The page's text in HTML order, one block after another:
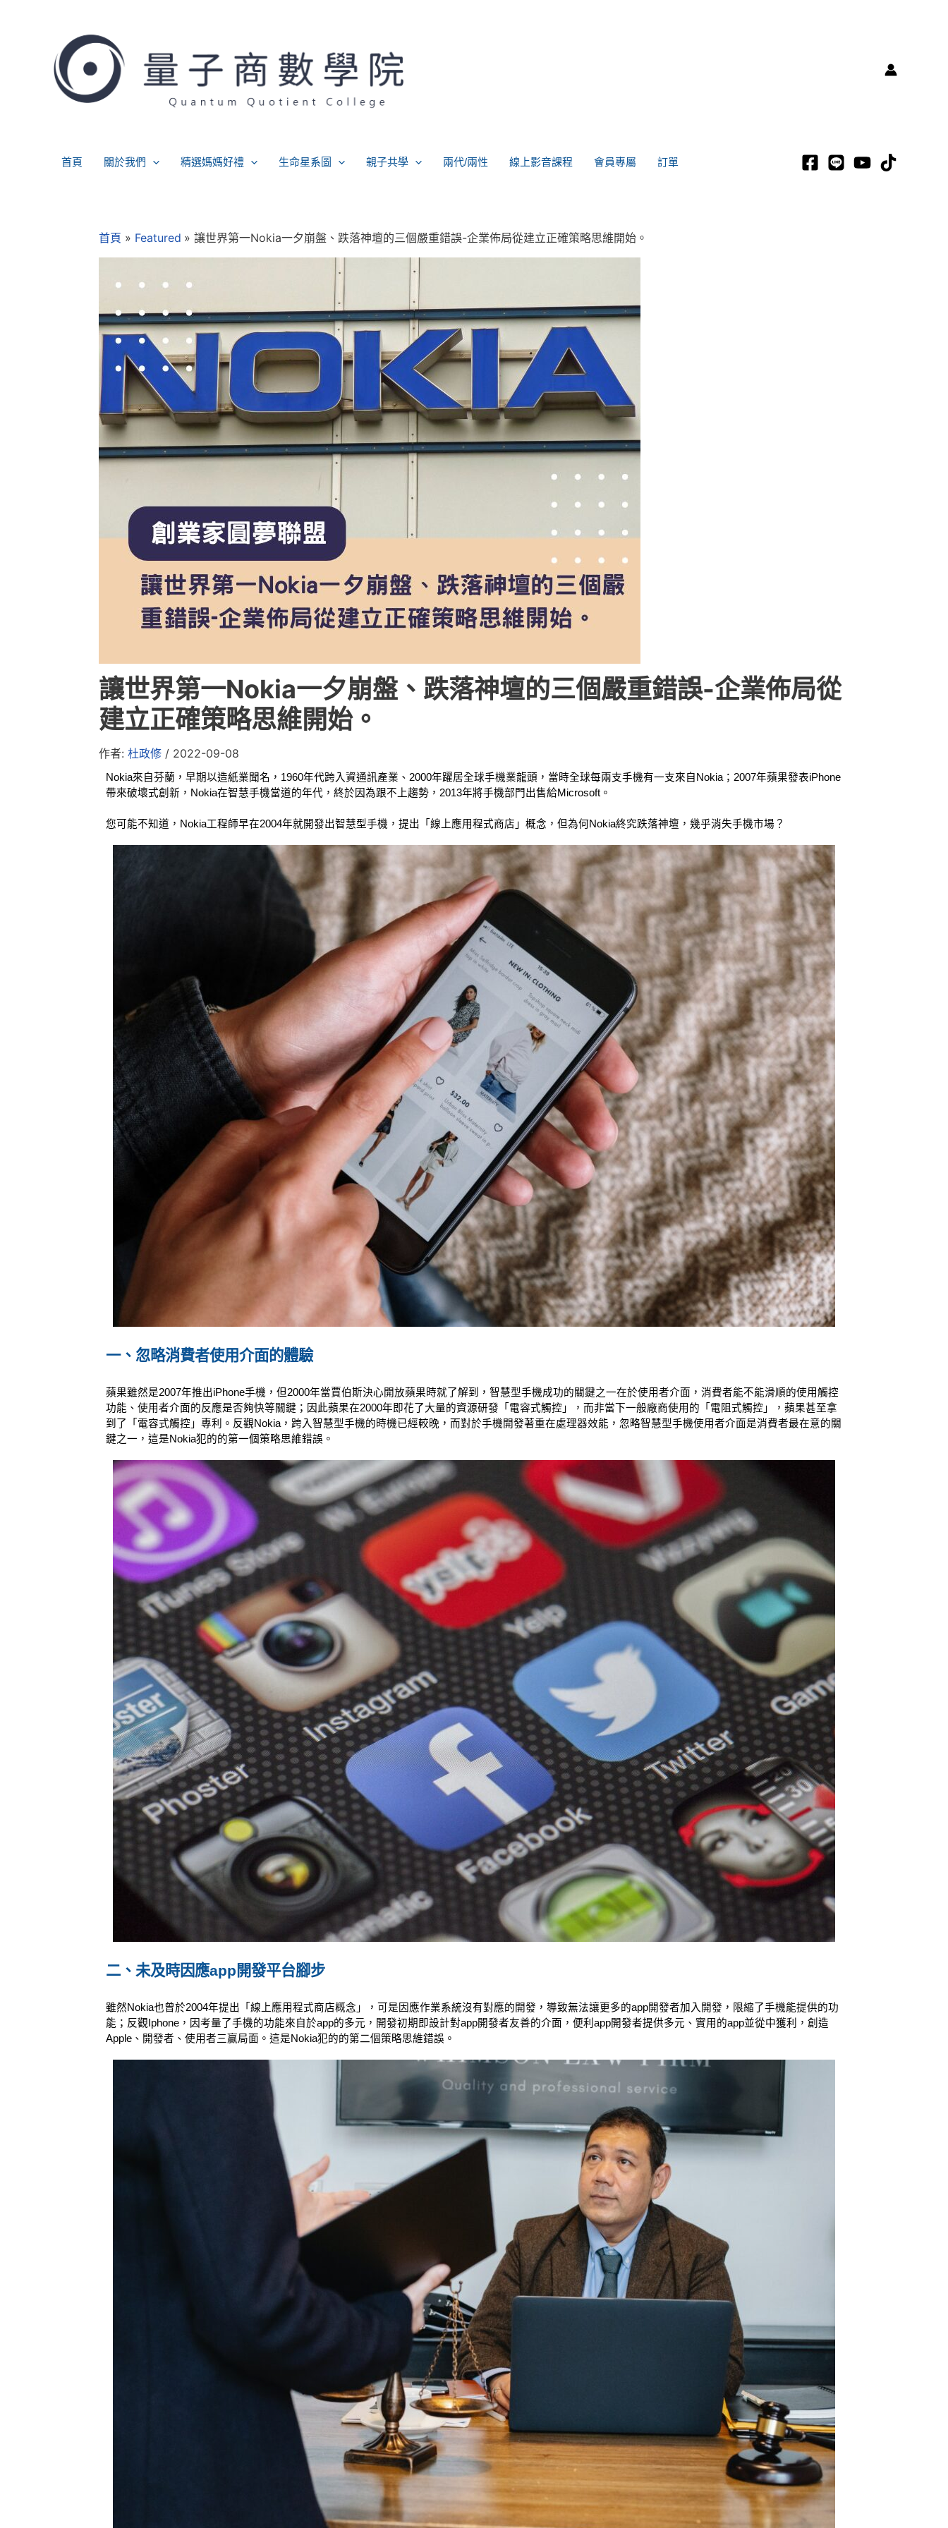
首頁 關於我們 精選媽媽好禮 生命星系圖 親子共學 兩代/兩性 線上影音課程 會員專屬 訂單
首頁 Featured 讓世界第一Nokia一夕崩盤、跌落神壇的三個嚴重錯誤-企業佈局從建立正確策略思維開始。
讓世界第一Nokia一夕崩盤、跌落神壇的三個嚴重錯誤-企業佈局從
建立正確策略思維開始。
作者: 杜政修 / 2022-09-08
Nokia來自芬蘭，早期以造紙業聞名，1960年代跨入資通訊產業、2000年躍居全球手機業龍頭，當時全球每兩支手機有一支來自Nokia；2007年蘋果發表iPhone
帶來破壞式創新，Nokia在智慧手機當道的年代，終於因為跟不上趨勢，2013年將手機部門出售給Microsoft。
您可能不知道，Nokia工程師早在2004年就開發出智慧型手機，提出「線上應用程式商店」概念，但為何Nokia終究跌落神壇，幾乎消失手機市場？
一、忽略消費者使用介面的體驗
蘋果雖然是2007年推出iPhone手機，但2000年當賈伯斯決心開放蘋果時就了解到，智慧型手機成功的關鍵之一在於使用者介面，消費者能不能滑順的使用觸控
功能、使用者介面的反應是否夠快等關鍵；因此蘋果在2000年即花了大量的資源研發「電容式觸控」，而非當下一般廠商使用的「電阻式觸控」，蘋果甚至拿
到了「電容式觸控」專利。反觀Nokia，跨入智慧型手機的時機已經較晚，而對於手機開發著重在處理器效能，忽略智慧型手機使用者介面是消費者最在意的關
鍵之一，這是Nokia犯的的第一個策略思維錯誤。
二、未及時因應app開發平台腳步
雖然Nokia也曾於2004年提出「線上應用程式商店概念」，可是因應作業系統沒有對應的開發，導致無法讓更多的app開發者加入開發，限縮了手機能提供的功
能；反觀Iphone，因考量了手機的功能來自於app的多元，開發初期即設計對app開發者友善的介面，便利app開發者提供多元、實用的app並從中獲利，創造
Apple、開發者、使用者三贏局面。這是Nokia犯的的第二個策略思維錯誤。